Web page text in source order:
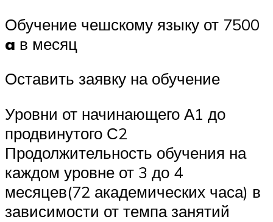
Обучение чешскому языку от 7500
a в месяц
Оставить заявку на обучение
Уровни от начинающего А1 до
продвинутого С2
Продолжительность обучения на
каждом уровне от 3 до 4
месяцев(72 академических часа) в
зависимости от темпа занятий